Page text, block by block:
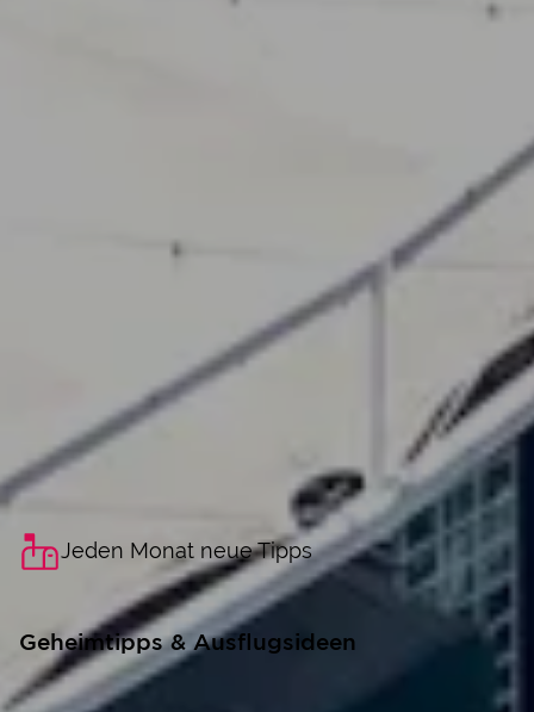
Jeden Monat neue Tipps
Geheimtipps & Ausflugsideen